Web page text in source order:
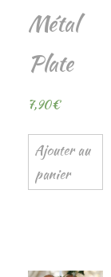
Métal
Plate
7,90€
Ajouter au
panier